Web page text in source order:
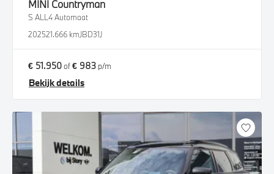
MINI Countryman
S ALL4 Automaat
202521.666 kmJBD31J
€ 51.950of€ 983 p/m
Bekijk details